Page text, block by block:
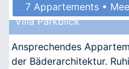
7 Appartements •
• Kindgerecht
Villa Parkblick
Ansprechendes
der Bäderarchitektur.